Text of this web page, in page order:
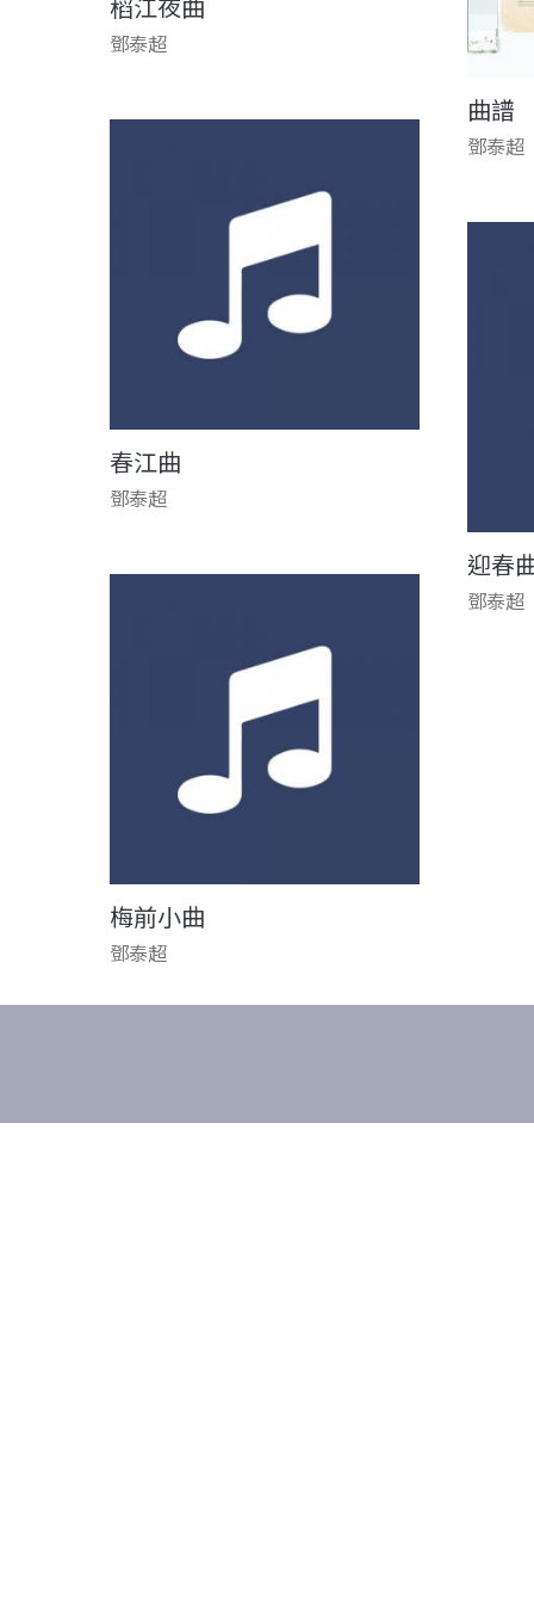
鄧泰超
曲譜
鄧泰超
春江曲
鄧泰超
迎春
鄧泰超
梅前小曲
鄧泰超